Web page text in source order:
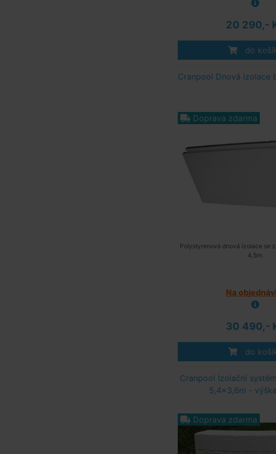
20 290,-
do
Cranpool Dnová izolace
Doprava zdarma
Polystyrenová dnová izolace se
4,5m.
Na
30 490,-
do
Cranpool Izolační
5,4x3,6m -
Doprava zdarma